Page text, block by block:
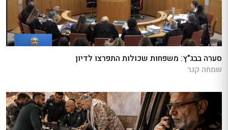
סערה בבג"ץ: משפחות שכולות התפרצו לדיון
שמחה קנר